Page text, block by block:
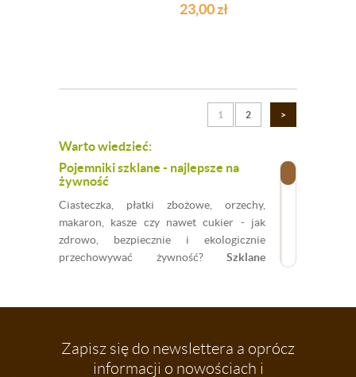
23,00zł
1 2 >
Warto wiedzieć:
Pojemniki szklane - najlepsze na
żywność
Ciasteczka, płatki zbożowe, orzechy,
makaron, kasze czy nawet cukier - jak
zdrowo, bezpiecznie i ekologicznie
przechowywać żywność? Szklane
szklanych pojemnikówo różnej
zamykania. Z łatwością odnajdziesz ten,
którego potrzebujesz w swojej kuchni!
Zapisz się do newslettera a oprócz
informacji o nowościach i